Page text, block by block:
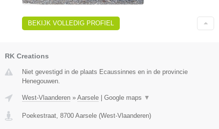
BEKIJK VOLLEDIG PROFIEL
RK Creations
Niet gevestigd in de plaats Ecaussinnes en in de provincie
Henegouwen.
West-Vlaanderen » Aarsele Google maps ▼
Poekestraat, 8700 Aarsele (West-Vlaanderen)